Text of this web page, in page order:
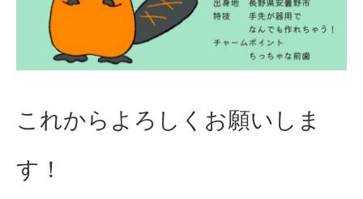
これからよろしくお願いしま
す！